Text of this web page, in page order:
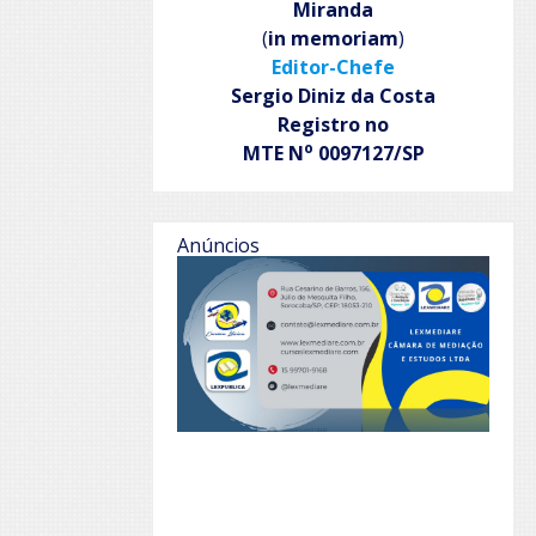
Miranda
(in memoriam)
Editor-Chefe
Sergio Diniz da Costa
Registro no
MTE No 0097127/SP
Anúncios